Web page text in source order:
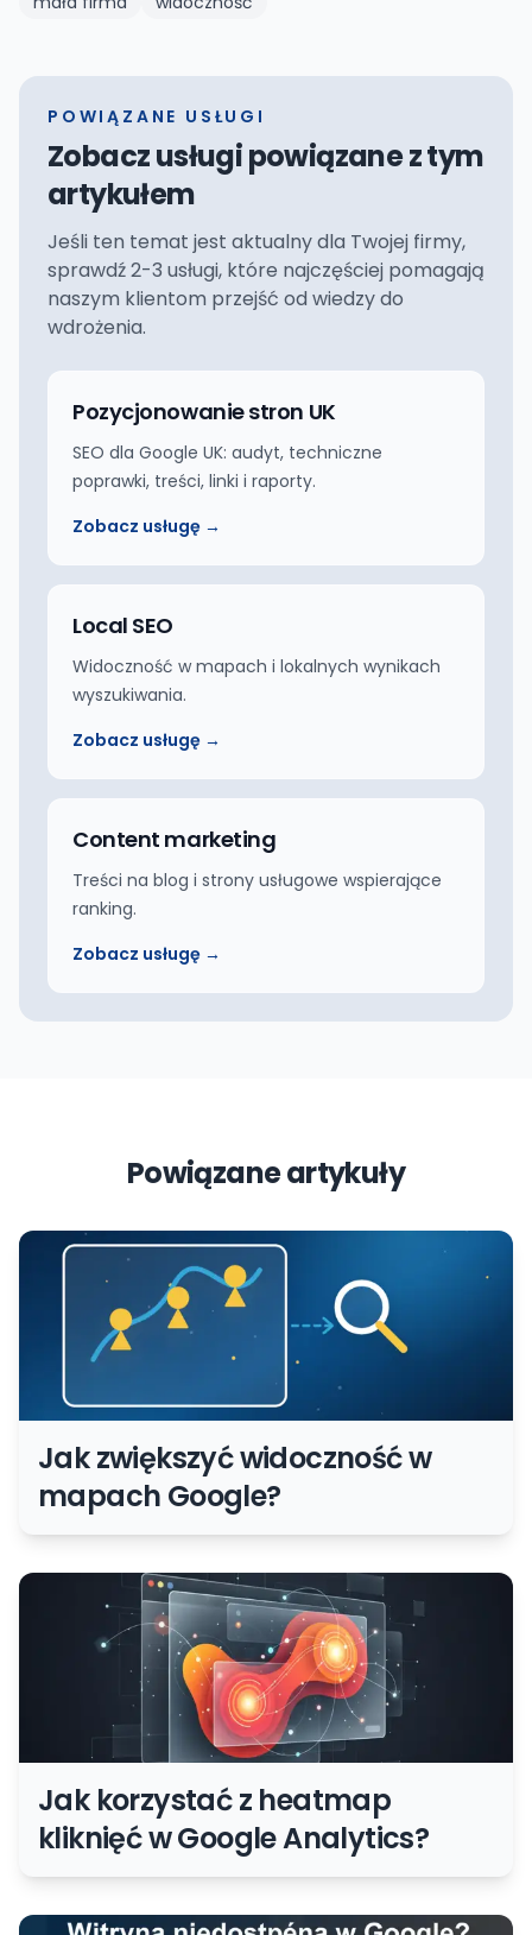
POWIĄZANE USŁUGI
Zobacz usługi powiązane z tym
artykułem
Jeśli ten temat jest aktualny dla Twojej firmy,
sprawdź 2-3 usługi, które najczęściej pomagają
naszym klientom przejść od wiedzy do
wdrożenia.
Pozycjonowanie stron UK
SEO dla Google UK: audyt, techniczne
poprawki, treści, linki i raporty.
Zobacz usługę →
Local SEO
Widoczność w mapach i lokalnych wynikach
wyszukiwania.
Zobacz usługę →
Content marketing
Treści na blog i strony usługowe wspierające
ranking.
Zobacz usługę →
Powiązane artykuły
Jak zwiększyć widoczność w
mapach Google?
Jak korzystać z heatmap
kliknięć w Google Analytics?